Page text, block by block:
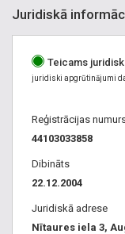
Puharte, Dina
ārsta
nosūtījumi pie
palīdzības
Juridiskā
Teicams
juridiski apgrūtinājumi
Reģistrācijas
44103033858
Dibināts
22.12.2004
Juridiskā adrese
Nītaures iela 3,